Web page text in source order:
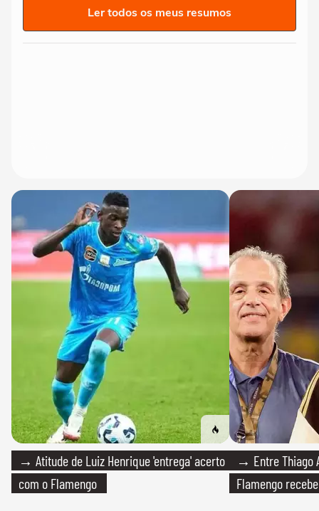
Ler todos os meus resumos
→ Atitude de Luiz Henrique 'entrega' acerto
com o Flamengo
→ Entre Thiago
Flamengo